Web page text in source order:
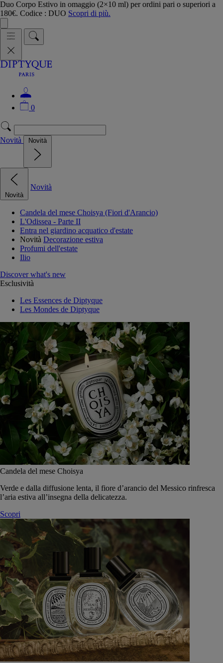
Duo Corpo Estivo in omaggio (2×10 ml) per ordini pari o superiori a
180€. Codice : DUO Scopri di più.
0
Novità Novità
Novità
Novità
Candela del mese Choisya (Fiori d'Arancio)
L'Odissea - Parte II
Entra nel giardino acquatico d'estate
Novità Decorazione estiva
Profumi dell'estate
Ilio
Discover what's new
Esclusività
Les Essences de Diptyque
Les Mondes de Diptyque
Candela del mese Choisya
Verde e dalla diffusione lenta, il fiore d’arancio del Messico rinfresca
l’aria estiva all’insegna della delicatezza.
Scopri